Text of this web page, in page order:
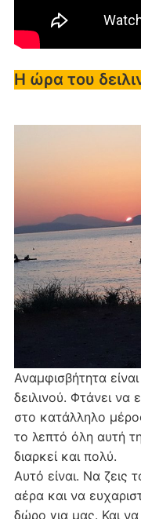
Η ώρα του
Αναμφισβήτητα
δειλινού. Φτάνει να
στο κατάλληλο
το λεπτό όλη αυτή
διαρκεί και πολύ.
Αυτό είναι. Να ζεις
αέρα και να
δώρο για μας. Και